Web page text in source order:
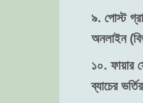
৯. পোস্ট
অনলাইন
১০. ফায়ার
ব্যাচের